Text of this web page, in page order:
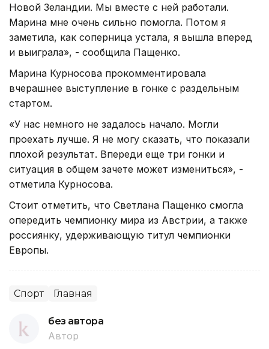
Новой Зеландии. Мы вместе с ней работали.
Марина мне очень сильно помогла. Потом я
заметила, как соперница устала, я вышла вперед
и выиграла», - сообщила Пащенко.
Марина Курносова прокомментировала
вчерашнее выступление в гонке с раздельным
стартом.
«У нас немного не задалось начало. Могли
проехать лучше. Я не могу сказать, что показали
плохой результат. Впереди еще три гонки и
ситуация в общем зачете может измениться», -
отметила Курносова.
Стоит отметить, что Светлана Пащенко смогла
опередить чемпионку мира из Австрии, а также
россиянку, удерживающую титул чемпионки
Европы.
Спорт Главная
без автора
Автор